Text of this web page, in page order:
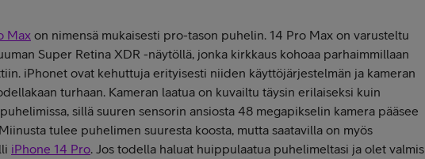
Max on nimensä mukaisesti pro-tason puhelin. 14 Pro Max on varusteltu
Super Retina XDR -näytöllä, jonka kirkkaus kohoaa parhaimmillaan
iPhonet ovat kehuttuja erityisesti niiden käyttöjärjestelmän ja kameran
turhaan. Kameran laatua on kuvailtu täysin erilaiseksi kuin
sillä suuren sensorin ansiosta 48 megapikselin kamera pääsee
tulee puhelimen suuresta koosta, mutta saatavilla on myös
iPhone 14 Pro. Jos todella haluat huippulaatua puhelimeltasi ja olet valmis